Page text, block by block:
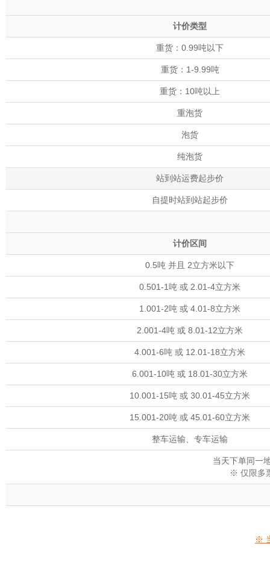
计价类型
重货：0.99吨以下
重货：1-9.99吨
重货：10吨以上
重泡货
泡货
纯泡货
站到站运费起步价
自提时站到站起步价
计价区间
0.5吨 并且 2立方米以下
0.501-1吨 或 2.01-4立方米
1.001-2吨 或 4.01-8立方米
2.001-4吨 或 8.01-12立方米
4.001-6吨 或 12.01-18立方米
6.001-10吨 或 18.01-30立方米
10.001-15吨 或 30.01-45立方米
15.001-20吨 或 45.01-60立方米
整车运输、专车运输
当天下单同一
※ 仅限多
※